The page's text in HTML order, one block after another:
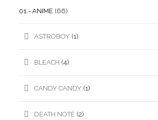
01.- ANIME (66)
ASTROBOY (1)
BLEACH (4)
CANDY CANDY (1)
DEATH NOTE (2)